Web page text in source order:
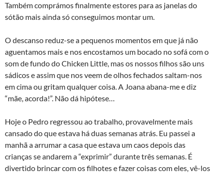
Também comprámos finalmente estores para as janelas do
sótão mais ainda só conseguimos montar um.
O descanso reduz-se a pequenos momentos em que já não
aguentamos mais e nos encostamos um bocado no sofá com o
som de fundo do Chicken Little, mas os nossos filhos são uns
sádicos e assim que nos veem de olhos fechados saltam-nos
em cima ou gritam qualquer coisa. A Joana abana-me e diz
“mãe, acorda!”. Não dá hipótese…
Hoje o Pedro regressou ao trabalho, provavelmente mais
cansado do que estava há duas semanas atrás. Eu passei a
manhã a arrumar a casa que estava um caos depois das
crianças se andarem a “exprimir” durante três semanas. É
divertido brincar com os filhotes e fazer coisas com eles, vê-los